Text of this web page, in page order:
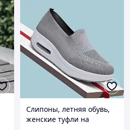
Слипоны, летняя обувь,
женские туфли на